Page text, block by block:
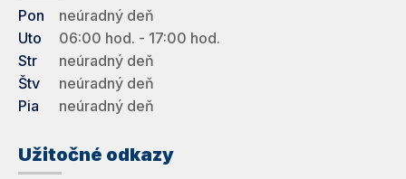
Pon
neúradný deň
Uto
06:00 hod. - 17:00 hod.
Str
neúradný deň
Štv
neúradný deň
Pia
neúradný deň
Užitočné odkazy